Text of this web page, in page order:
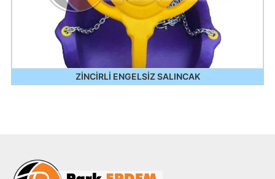
ZİNCİRLİ ENGELSİZ SALINCAK